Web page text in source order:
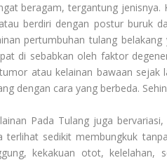
beragam, tergantung
berdiri dengan postur buruk
pertumbuhan tulang
di sebabkan oleh faktor
atau kelainan bawaan sejak
dengan cara yang berbeda.
Pada Tulang juga
terlihat sedikit membungkuk
kekakuan otot, kelelahan,